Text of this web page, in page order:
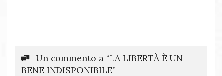
Un commento a “LA LIBERTÀ È UN
BENE INDISPONIBILE”